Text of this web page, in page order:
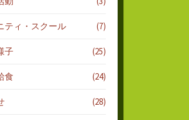
ティ・スクール (7)
子 (25)
食 (24)
(28)